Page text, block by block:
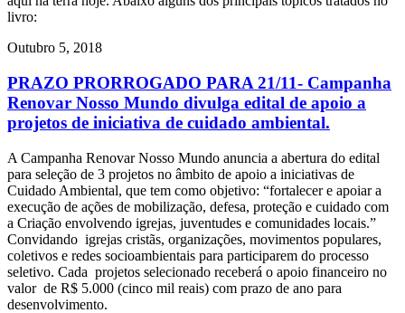
livro:
Outubro 5, 2018
PRAZO PRORROGADO PARA 21/11- Campanha
Renovar Nosso Mundo divulga edital de apoio a
projetos de iniciativa de cuidado ambiental.
A Campanha Renovar Nosso Mundo anuncia a abertura do edital
para seleção de 3 projetos no âmbito de apoio a iniciativas de
Cuidado Ambiental, que tem como objetivo: “fortalecer e apoiar a
execução de ações de mobilização, defesa, proteção e cuidado com
a Criação envolvendo igrejas, juventudes e comunidades locais.”
Convidando igrejas cristãs, organizações, movimentos populares,
coletivos e redes socioambientais para participarem do processo
seletivo. Cada projetos selecionado receberá o apoio financeiro no
valor de R$ 5.000 (cinco mil reais) com prazo de ano para
desenvolvimento.